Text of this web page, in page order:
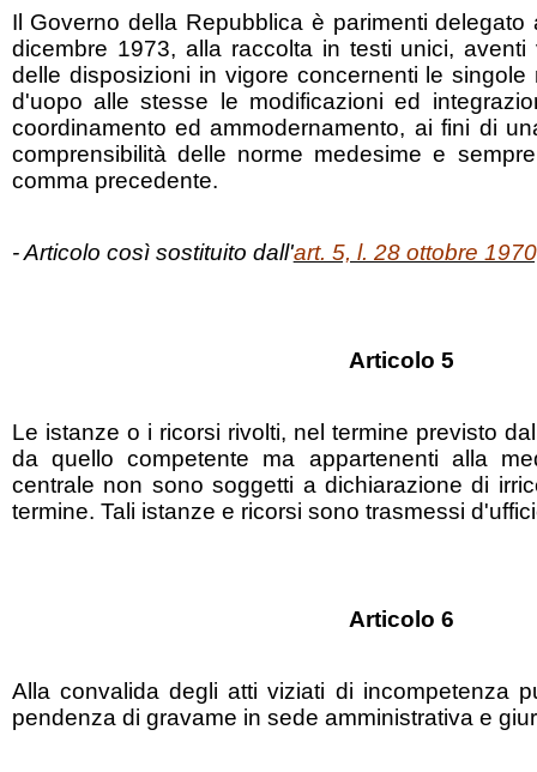
Il Governo della Repubblica è parimenti
dicembre 1973, alla raccolta in testi unici,
delle disposizioni in vigore concernenti le singole
d'uopo alle stesse le modificazioni ed
coordinamento ed ammodernamento, ai fini di
comprensibilità delle norme medesime e
comma precedente.
- Articolo così sostituito dall'art. 5, l. 28 ottobre
Articolo 5
Le istanze o i ricorsi rivolti, nel termine previsto
da quello competente ma appartenenti alla
centrale non sono soggetti a dichiarazione di
termine. Tali istanze e ricorsi sono trasmessi
Articolo 6
Alla convalida degli atti viziati di incompetenza
pendenza di gravame in sede amministrativa e